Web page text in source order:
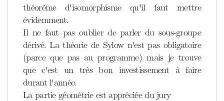
théorème d'isomorphisme qu'il faut mettre
évidemment.
Il ne faut pas oublier de parler du sous-groupe
dérivé. La théorie de Sylow n'est pas obligatoire
(parce que pas au programme) mais je trouve
que c'est un très bon investissement à faire
durant l'année.
La partie géométrie est appréciée du jury